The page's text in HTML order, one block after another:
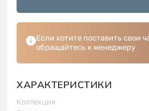
Если хотите поставить свои
обращайтесь к менеджеру
ХАРАКТЕРИСТИКИ
Коллекция